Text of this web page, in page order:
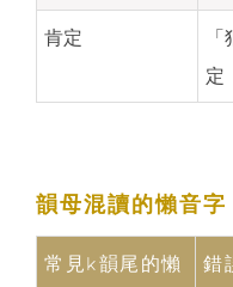
肯定
「
定
韻母混讀的懶音
常見k韻尾的懶
錯